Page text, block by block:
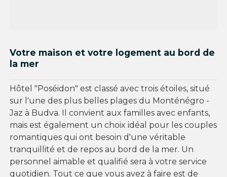
Votre maison et votre logement au bord de
la mer
Hôtel "Poséidon" est classé avec trois étoiles, situé
sur l'une des plus belles plages du Monténégro -
Jaz à Budva. Il convient aux familles avec enfants,
mais est également un choix idéal pour les couples
romantiques qui ont besoin d'une véritable
tranquillité et de repos au bord de la mer. Un
personnel aimable et qualifié sera à votre service
quotidien. Tout ce que vous avez à faire est de